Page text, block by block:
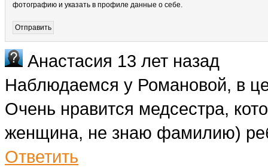
фотографию и указать в профиле данные о себе.
Анастасия 13 лет назад
Наблюдаемся у Романовой, в
Очень нравится медсестра,
женщина, не знаю фамилию)
Ответить